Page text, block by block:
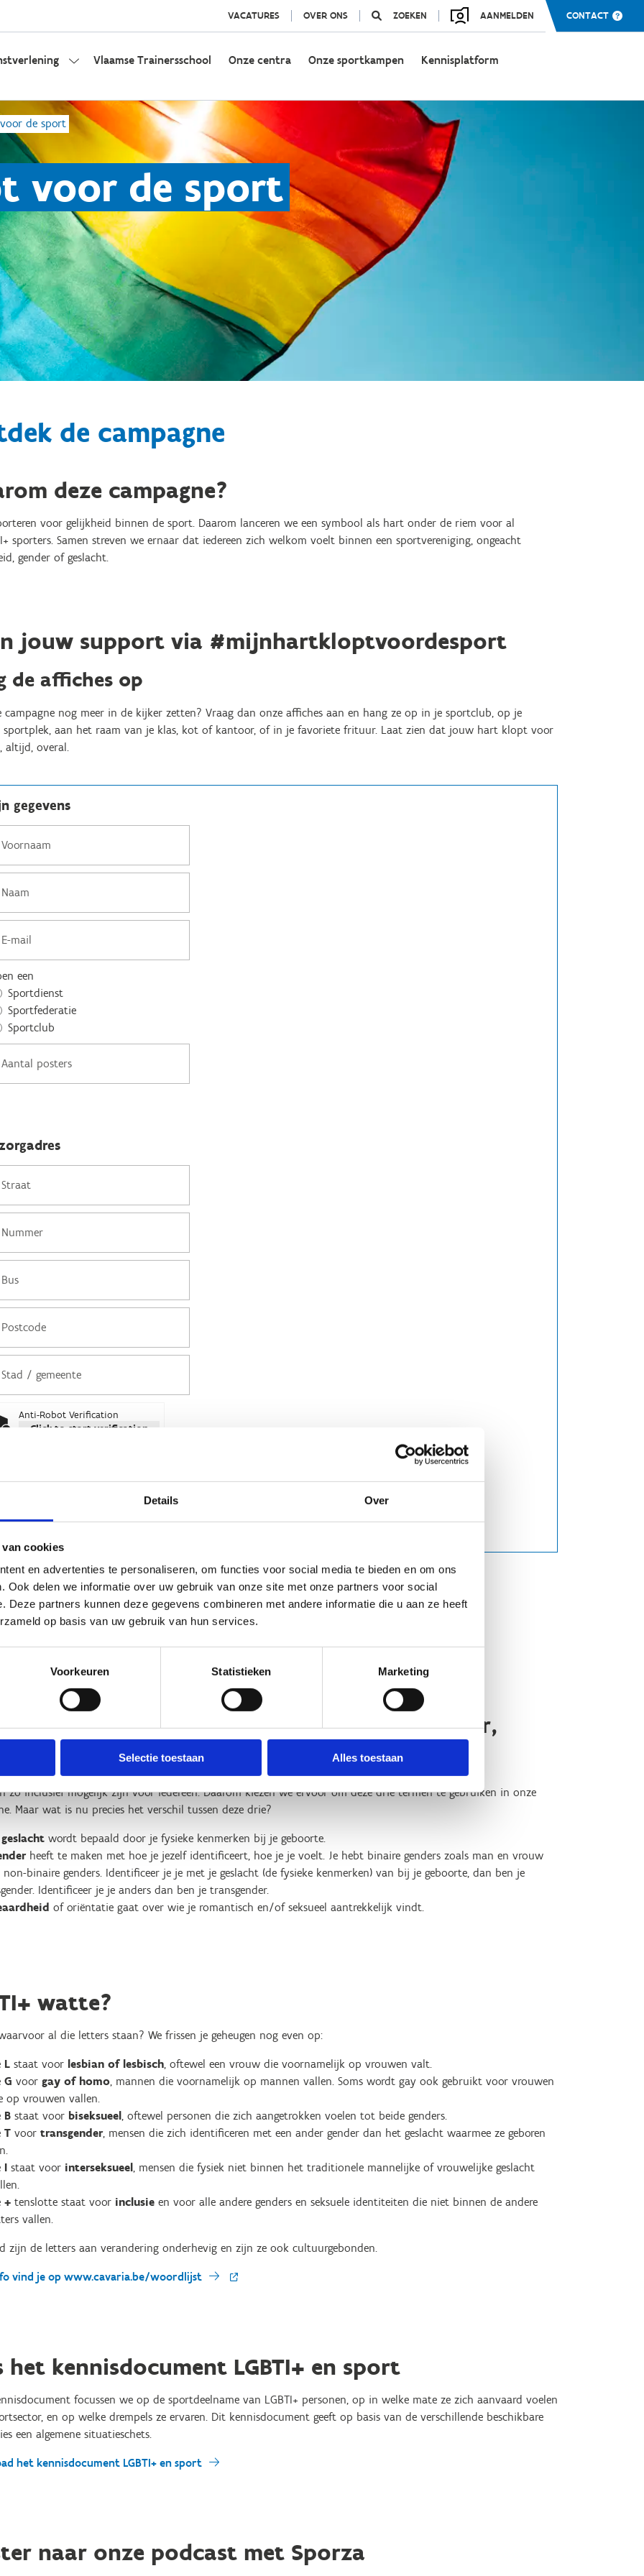
Details Over
cookies
en advertenties te personaliseren, om functies voor social media te bieden en om ons
Ook delen we informatie over uw gebruik van onze site met onze partners voor social
Deze partners kunnen deze gegevens combineren met andere informatie die u aan ze heeft
op basis van uw gebruik van hun services.
Voorkeuren Statistieken Marketing
Selectie toestaan Alles toestaan
VACATURES OVER ONS ZOEKEN AANMELDEN CONTACT
Vlaamse Trainersschool Onze centra Onze sportkampen Kennisplatform
de sport
voor de sport
de campagne
deze campagne?
voor gelijkheid binnen de sport. Daarom lanceren we een symbool als hart onder de riem voor al
sporters. Samen streven we ernaar dat iedereen zich welkom voelt binnen een sportvereniging, ongeacht
gender of geslacht.
jouw support via #mijnhartkloptvoordesport
de affiches op
campagne nog meer in de kijker zetten? Vraag dan onze affiches aan en hang ze op in je sportclub, op je
aan het raam van je klas, kot of kantoor, of in je favoriete frituur. Laat zien dat jouw hart klopt voor
altijd, overal.
gegevens
een
Sportdienst
Sportfederatie
Sportclub
Anti-Robot Verification
Click to start verification
de affiches
spreken we in onze campagne van gender,
en geslacht?
zo inclusief mogelijk zijn voor iedereen. Daarom kiezen we ervoor om deze drie termen te gebruiken in onze
Maar wat is nu precies het verschil tussen deze drie?
geslacht wordt bepaald door je fysieke kenmerken bij je geboorte.
heeft te maken met hoe je jezelf identificeert, hoe je je voelt. Je hebt binaire genders zoals man en vrouw
non-binaire genders. Identificeer je je met je geslacht (de fysieke kenmerken) van bij je geboorte, dan ben je
Identificeer je je anders dan ben je transgender.
of oriëntatie gaat over wie je romantisch en/of seksueel aantrekkelijk vindt.
watte?
al die letters staan? We frissen je geheugen nog even op:
L staat voor lesbian of lesbisch, oftewel een vrouw die voornamelijk op vrouwen valt.
G voor gay of homo, mannen die voornamelijk op mannen vallen. Soms wordt gay ook gebruikt voor vrouwen
op vrouwen vallen.
B staat voor biseksueel, oftewel personen die zich aangetrokken voelen tot beide genders.
T voor transgender, mensen die zich identificeren met een ander gender dan het geslacht waarmee ze geboren
I staat voor interseksueel, mensen die fysiek niet binnen het traditionele mannelijke of vrouwelijke geslacht
+ tenslotte staat voor inclusie en voor alle andere genders en seksuele identiteiten die niet binnen de andere
vallen.
zijn de letters aan verandering onderhevig en zijn ze ook cultuurgebonden.
vind je op www.cavaria.be/woordlijst
het kennisdocument LGBTI+ en sport
focussen we op de sportdeelname van LGBTI+ personen, op in welke mate ze zich aanvaard voelen
en op welke drempels ze ervaren. Dit kennisdocument geeft op basis van de verschillende beschikbare
een algemene situatieschets.
het kennisdocument LGBTI+ en sport
naar onze podcast met Sporza